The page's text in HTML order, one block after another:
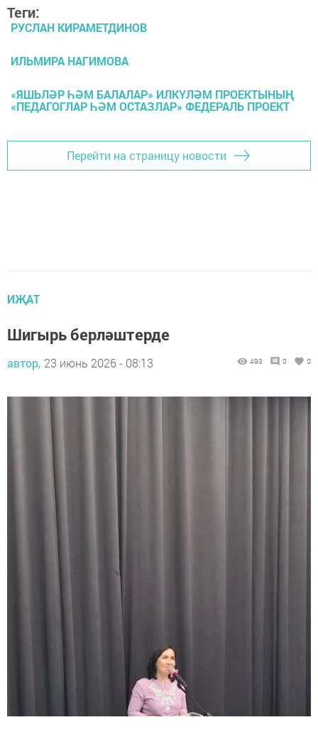
Теги:
РУСЛАН КИРАМЕТДИНОВ
ИЛЬМИРА НАГИМОВА
«ЯШЬЛӘР ҺӘМ БАЛАЛАР» ИЛКҮЛӘМ ПРОЕКТЫНЫҢ
«ПЕДАГОГЛАР ҺӘМ ОСТАЗЛАР» ФЕДЕРАЛЬ ПРОЕКТ
Перейти на страницу новости
ИҖАТ
Шигырь берләштерде
автор, 23 июнь 2026 - 08:13 493 0 0